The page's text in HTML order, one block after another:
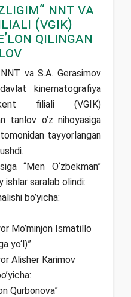
NNT va
(VGIK)
qilingan
va S.A. Gerasimov
kinematografiya
filiali (VGIK)
tanlov o’z nihoyasiga
tayyorlangan
“Men O‘zbekman”
ishlar saralab olindi:
bo’yicha:
Mo’minjon Ismatillo
yo‘l)”
Alisher Karimov
Qurbonova”